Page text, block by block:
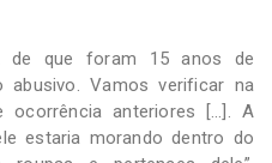
de que foram 15 anos de
abusivo. Vamos verificar na
ocorrência anteriores […]. A
estaria morando dentro do